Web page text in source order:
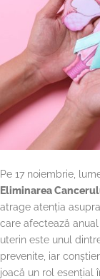
Pe 17 noiembrie,
Eliminarea
atrage atenția
care afectează
uterin este unul
prevenite, iar
joacă un rol esențial